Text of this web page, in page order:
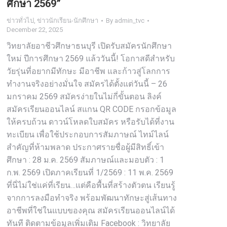
ศึกษา 2569”
ข่าวทั่วไป, ข่าวนักเรียน-นักศึกษา By admin_tvc
December 22, 2025
วิทยาลัยอาชีวศึกษาธนบุรี เปิดรับสมัครนักศึกษา
ใหม่ ปีการศึกษา 2569 แล้ววันนี้! โอกาสดีสำหรับ
วัยรุ่นที่อยากมีทักษะ มีอาชีพ และก้าวสู่โลกการ
ทำงานจริงอย่างมั่นใจ สมัครได้ตั้งแต่วันนี้ – 26
มกราคม 2569 สมัครง่ายในไม่กี่ขั้นตอน ลิงค์
สมัครเรียนออนไลน์ สแกน QR CODE กรอกข้อมูล
ให้ครบถ้วน ดาวน์โหลดใบสมัคร หรือรับได้ที่งาน
ทะเบียน เพื่อใช้ประกอบการสัมภาษณ์ ไทม์ไลน์
สำคัญที่ห้ามพลาด ประกาศรายชื่อผู้มีสิทธิ์เข้า
ศึกษา : 28 ม.ค. 2569 สัมภาษณ์และมอบตัว : 1
ก.พ. 2569 เปิดภาคเรียนที่ 1/2569 : 11 พ.ค. 2569
ที่นี่ไม่ใช่แค่ที่เรียน…แต่คือพื้นที่สร้างตัวตน เรียนรู้
จากการลงมือทำจริง พร้อมพัฒนาทักษะสู่เส้นทาง
อาชีพที่ใช่ในแบบของคุณ สมัครเรียนออนไลน์ได้
ทันที ติดตามข้อมูลเพิ่มเติม Facebook : วิทยาลัย